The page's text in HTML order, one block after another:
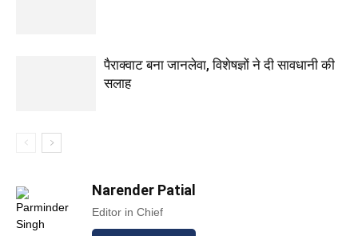
पैराक्वाट बना जानलेवा, विशेषज्ञों ने दी सावधानी की
सलाह
Narender Patial
Editor in Chief